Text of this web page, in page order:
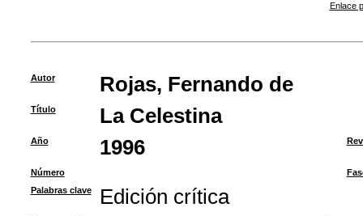
Enlace
Autor Rojas, Fernando de
Título La Celestina
Año 1996
Número
Palabras clave
Edición crítica